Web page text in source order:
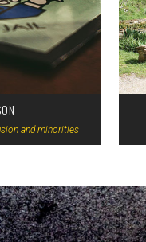
and minorities